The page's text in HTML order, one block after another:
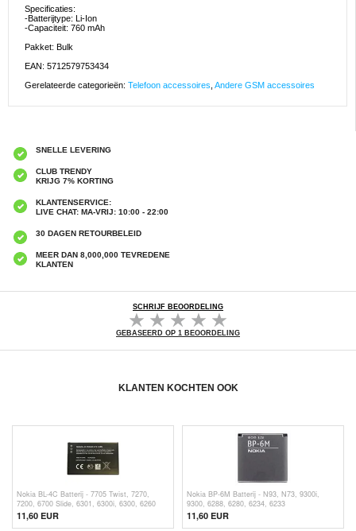
Specificaties:
-Batterijtype: Li-Ion
-Capaciteit: 760 mAh
Pakket: Bulk
EAN: 5712579753434
Gerelateerde categorieën: Telefoon accessoires Andere GSM accessoires
SNELLE LEVERING
CLUB TRENDY
KRIJG 7% KORTING
KLANTENSERVICE:
LIVE CHAT: MA-VRIJ: 10:00 - 22:00
30 DAGEN RETOURBELEID
MEER DAN 8,000,000 TEVREDENE
KLANTEN
SCHRIJF BEOORDELING
GEBASEERD OP 1 BEOORDELING
KLANTEN KOCHTEN OOK
Nokia BL-4C Batterij - 7705 Twist, 7270,
7200, 6700 Slide, 6301, 6300i, 6300, 6260
11,60 EUR
Nokia BP-6M Batterij - N93, N73, 9300i,
9300, 6288, 6280, 6234, 6233
11,60 EUR